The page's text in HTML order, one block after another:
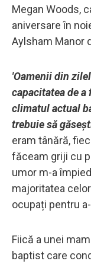
Megan Woods,
aniversare în
Aylsham Manor
'Oamenii din
capacitatea de
climatul actual
trebuie să
eram tânără,
făceam griji cu
umor m-a
majoritatea
ocupați pentru
Fiică a unei
baptist care